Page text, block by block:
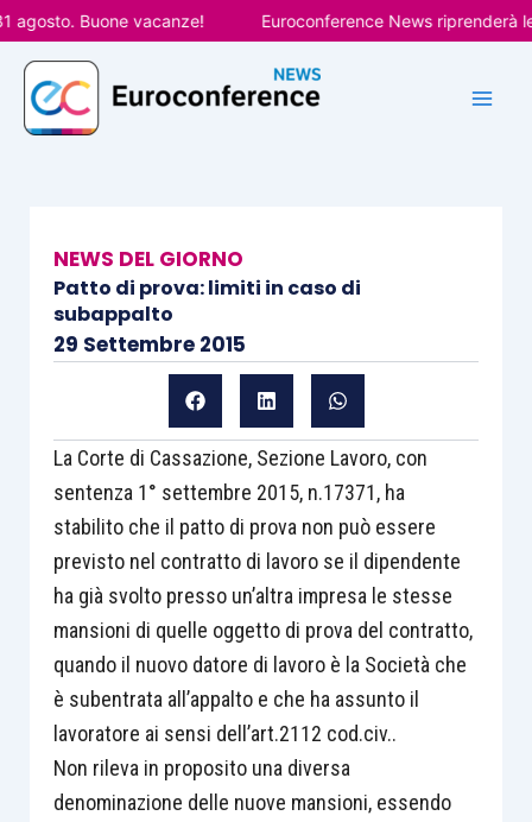
Vai
al
contenuto
Buone vacanze! Euroconference News riprenderà le
NEWS DEL GIORNO
Patto di prova: limiti in caso di
subappalto
29 Settembre 2015
La Corte di Cassazione, Sezione Lavoro, con
sentenza 1° settembre 2015, n.17371, ha
stabilito che il patto di prova non può essere
previsto nel contratto di lavoro se il dipendente
ha già svolto presso un’altra impresa le stesse
mansioni di quelle oggetto di prova del contratto,
quando il nuovo datore di lavoro è la Società che
è subentrata all’appalto e che ha assunto il
lavoratore ai sensi dell’art.2112 cod.civ..
Non rileva in proposito una diversa
denominazione delle nuove mansioni, essendo